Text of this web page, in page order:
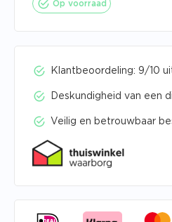
Op voorraad
Klantbeoordeling: 9/10
Deskundigheid van een
Veilig en betrouwbaar